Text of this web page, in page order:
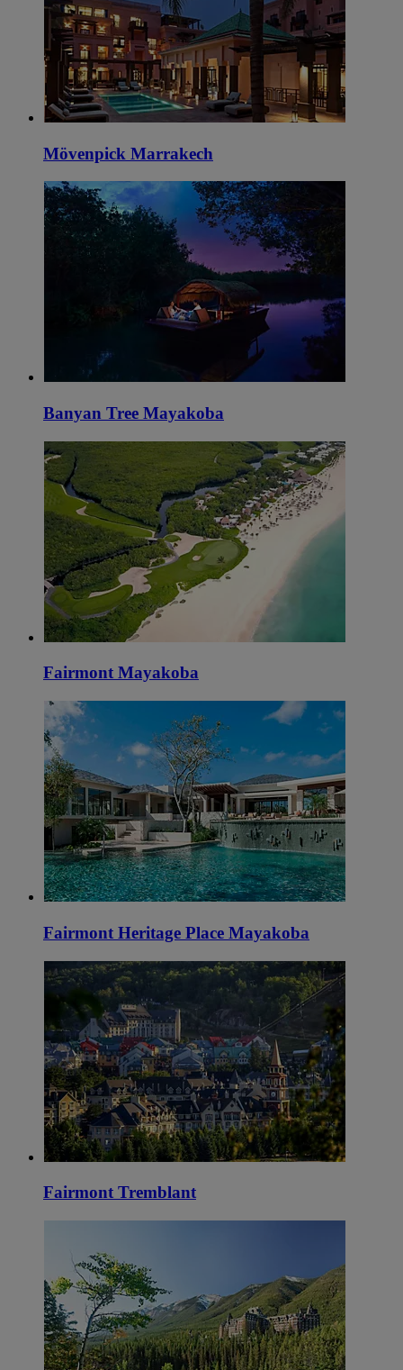
Mövenpick Marrakech
Banyan Tree Mayakoba
Fairmont Mayakoba
Fairmont Heritage Place Mayakoba
Fairmont Tremblant